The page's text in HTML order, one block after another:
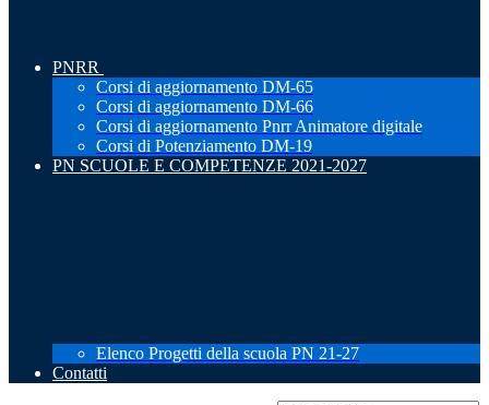
PNRR
Corsi di aggiornamento DM-65
Corsi di aggiornamento DM-66
Corsi di aggiornamento Pnrr Animatore digitale
Corsi di Potenziamento DM-19
PN SCUOLE E COMPETENZE 2021-2027
Elenco Progetti della scuola PN 21-27
Contatti